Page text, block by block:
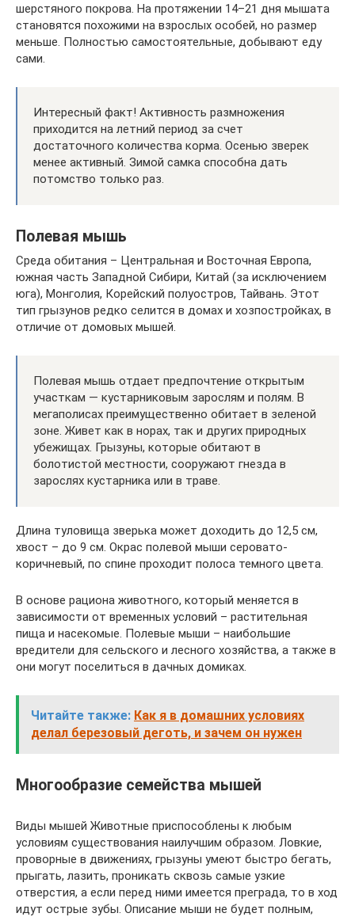
шерстяного покрова. На протяжении 14–21 дня мышата
становятся похожими на взрослых особей, но размер
меньше. Полностью самостоятельные, добывают еду
сами.
Интересный факт! Активность размножения
приходится на летний период за счет
достаточного количества корма. Осенью зверек
менее активный. Зимой самка способна дать
потомство только раз.
Полевая мышь
Среда обитания – Центральная и Восточная Европа,
южная часть Западной Сибири, Китай (за исключением
юга), Монголия, Корейский полуостров, Тайвань. Этот
тип грызунов редко селится в домах и хозпостройках, в
отличие от домовых мышей.
Полевая мышь отдает предпочтение открытым
участкам — кустарниковым зарослям и полям. В
мегаполисах преимущественно обитает в зеленой
зоне. Живет как в норах, так и других природных
убежищах. Грызуны, которые обитают в
болотистой местности, сооружают гнезда в
зарослях кустарника или в траве.
Длина туловища зверька может доходить до 12,5 см,
хвост – до 9 см. Окрас полевой мыши серовато-
коричневый, по спине проходит полоса темного цвета.
В основе рациона животного, который меняется в
зависимости от временных условий – растительная
пища и насекомые. Полевые мыши – наибольшие
вредители для сельского и лесного хозяйства, а также в
они могут поселиться в дачных домиках.
Читайте также: Как я в домашних условиях
делал березовый деготь, и зачем он нужен
Многообразие семейства мышей
Виды мышей Животные приспособлены к любым
условиям существования наилучшим образом. Ловкие,
проворные в движениях, грызуны умеют быстро бегать,
прыгать, лазить, проникать сквозь самые узкие
отверстия, а если перед ними имеется преграда, то в ход
идут острые зубы. Описание мыши не будет полным,